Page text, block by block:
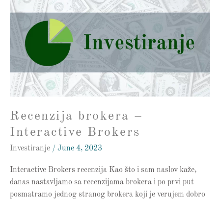
Recenzija brokera –
Interactive Brokers
Investiranje / June 4, 2023
Interactive Brokers recenzija Kao što i sam naslov kaže,
danas nastavljamo sa recenzijama brokera i po prvi put
posmatramo jednog stranog brokera koji je verujem dobro
brokera
Interactive
Brokers